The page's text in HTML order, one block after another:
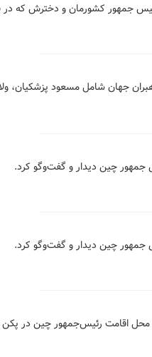
جمهور کشورمان و دخترش که
جهان شامل مسعود پزشکیان،
چین دیدار و گفت‌وگو کرد.
چین دیدار و گفت‌وگو کرد.
اقامت رئیس‌جمهور چین در پکن